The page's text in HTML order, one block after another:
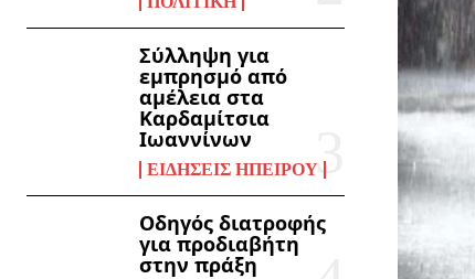
Σύλληψη για
εμπρησμό από
αμέλεια στα
Καρδαμίτσια
Ιωαννίνων
ΕΙΔΉΣΕΙΣ ΗΠΕΊΡΟΥ
Οδηγός διατροφής
για προδιαβήτη
στην πράξη